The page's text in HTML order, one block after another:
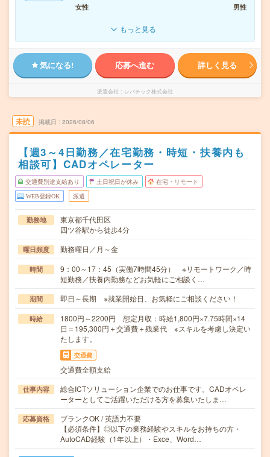
女性
男性
もっと見る
気になる! 応募へ進む 詳しく見る
派遣会社 レバテック株式会社
未読 掲載日 2026/08/06
【週3～4日勤務／在宅勤務・時短・扶養内も
相談可】CADオペレーター
交通費別途支給あり 土日祝日が休み 在宅・リモート
WEB登録OK 派遣
勤務地
東京都千代田区
四ツ谷駅から徒歩4分
曜日頻度 勤務曜日／月～金
時間
9：00～17：45（実働7時間45分） ※リモートワーク／時
短勤務／扶養内勤務などお気軽にご相談く…
期間 即日～長期 ※就業開始日、お気軽にご相談ください！
時給
1800円～2200円 想定月収：時給1,800円×7.75時間×14
日＝195,300円＋交通費＋残業代 ※スキルを考慮し決定い
たします。
交通費
交通費全額支給
仕事内容
総合ICTソリューション企業でのお仕事です。CADオペレ
ーターとしてご活躍いただける方を募集いたしま…
応募資格
ブランクOK / 英語力不要
【必須条件】◎以下の業務経験やスキルをお持ちの方・
AutoCAD経験（1年以上）・Exce、Word…